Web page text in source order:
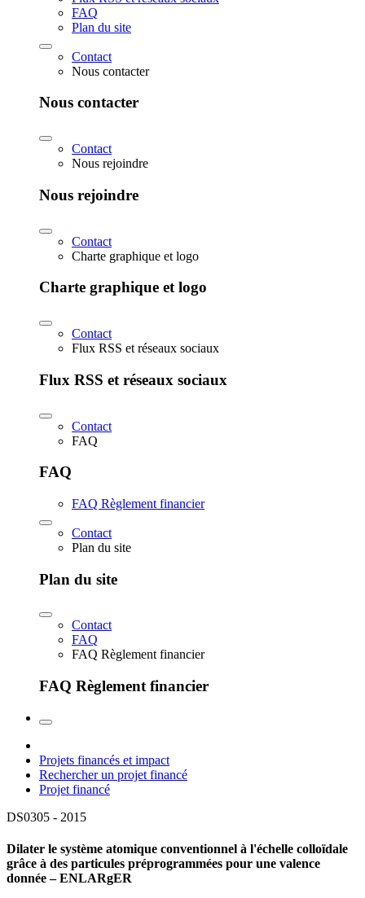
FAQ
Plan du site
Contact
Nous contacter
Nous contacter
Contact
Nous rejoindre
Nous rejoindre
Contact
Charte graphique et logo
Charte graphique et logo
Contact
Flux RSS et réseaux sociaux
Flux RSS et réseaux sociaux
Contact
FAQ
FAQ
FAQ Règlement financier
Contact
Plan du site
Plan du site
Contact
FAQ
FAQ Règlement financier
FAQ Règlement financier
Projets financés et impact
Rechercher un projet financé
Projet financé
DS0305 - 2015
Dilater le système atomique conventionnel à l'échelle colloïdale
grâce à des particules préprogrammées pour une valence
donnée – ENLARgER